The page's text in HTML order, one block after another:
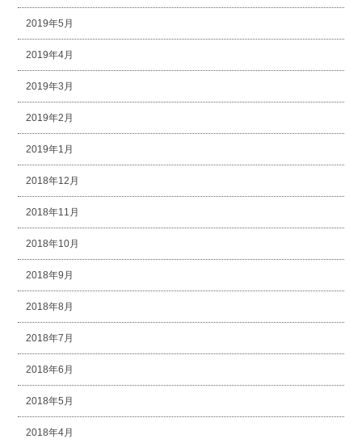
2019年5月
2019年4月
2019年3月
2019年2月
2019年1月
2018年12月
2018年11月
2018年10月
2018年9月
2018年8月
2018年7月
2018年6月
2018年5月
2018年4月